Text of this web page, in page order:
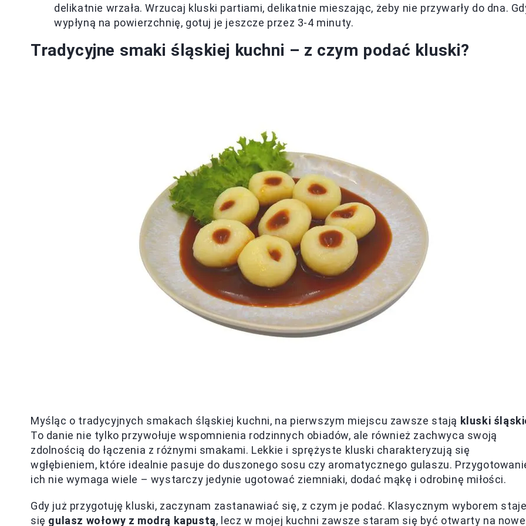
delikatnie wrzała. Wrzucaj kluski partiami, delikatnie mieszając, żeby nie przywarły do dna.
wypłyną na powierzchnię, gotuj je jeszcze przez 3-4 minuty.
Tradycyjne smaki śląskiej kuchni – z czym podać kluski?
Myśląc o tradycyjnych smakach śląskiej kuchni, na pierwszym miejscu zawsze stają kluski
To danie nie tylko przywołuje wspomnienia rodzinnych obiadów, ale również zachwyca swoją
zdolnością do łączenia z różnymi smakami. Lekkie i sprężyste kluski charakteryzują się
wgłębieniem, które idealnie pasuje do duszonego sosu czy aromatycznego gulaszu.
ich nie wymaga wiele – wystarczy jedynie ugotować ziemniaki, dodać mąkę i odrobinę miłości.
Gdy już przygotuję kluski, zaczynam zastanawiać się, z czym je podać. Klasycznym wyborem
się gulasz wołowy z modrą kapustą, lecz w mojej kuchni zawsze staram się być otwarty na nowe